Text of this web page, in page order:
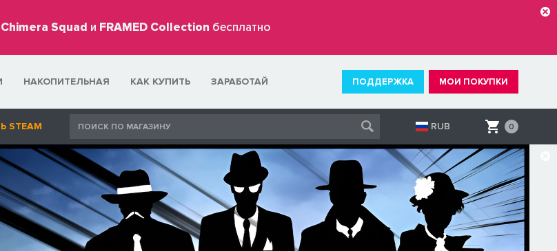
Squad и FRAMED Collection бесплатно
НАКОПИТЕЛЬНАЯ КАК КУПИТЬ ЗАРАБОТАЙ ПОДДЕРЖКА МОИ ПОКУПКИ
STEAM RUB 0